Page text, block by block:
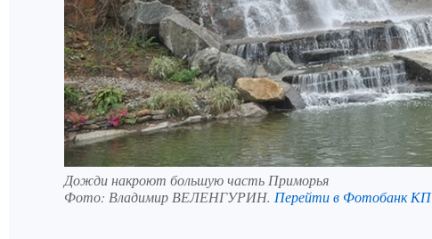
Дожди накроют большую часть Приморья
Фото: Владимир ВЕЛЕНГУРИН. Перейти в Фотобанк КП